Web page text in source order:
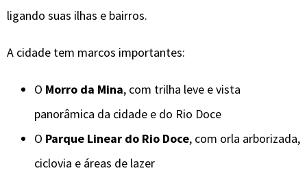
ligando suas ilhas e bairros.
A cidade tem marcos importantes:
O Morro da Mina, com trilha leve e vista
panorâmica da cidade e do Rio Doce
O Parque Linear do Rio Doce, com orla arborizada,
ciclovia e áreas de lazer